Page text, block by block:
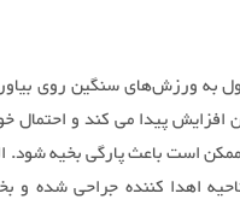
به ورزش‌های سنگین روی
پیدا می کند و احتمال
است باعث پارگی بخیه شود.
اهدا کننده جراحی شده و